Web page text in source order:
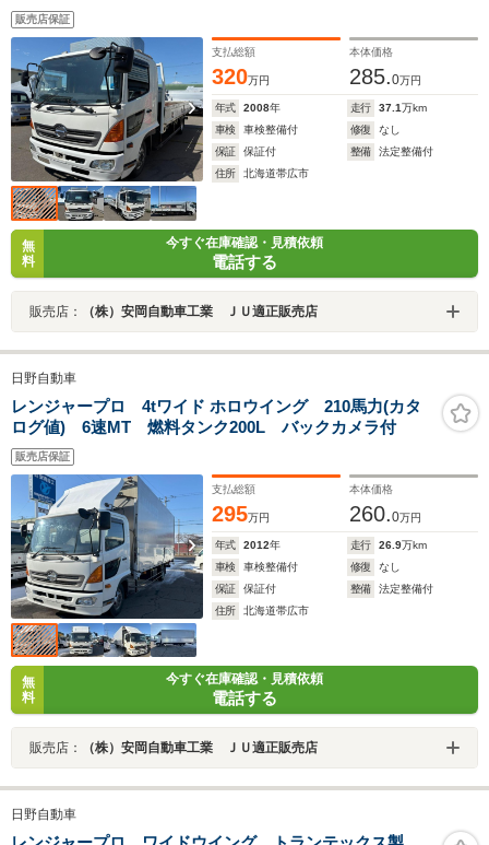
販売店保証
支払総額
320万円
本体価格
285.0万円
年式 2008年 走行 37.1万km
車検
車検整備付 修復
なし
保証
保証付 整備
法定整備付
住所
北海道帯広市
無
料
今すぐ在庫確認・見積依頼
電話する
販売店： （株）安岡自動車工業 ＪＵ適正販売店
日野自動車
レンジャープロ 4tワイド ホロウイング 210馬力(カタ
ログ値) 6速MT 燃料タンク200L バックカメラ付
販売店保証
支払総額
295万円
本体価格
260.0万円
年式 2012年 走行 26.9万km
車検
車検整備付 修復
なし
保証
保証付 整備
法定整備付
住所
北海道帯広市
無
料
今すぐ在庫確認・見積依頼
電話する
販売店： （株）安岡自動車工業 ＪＵ適正販売店
日野自動車